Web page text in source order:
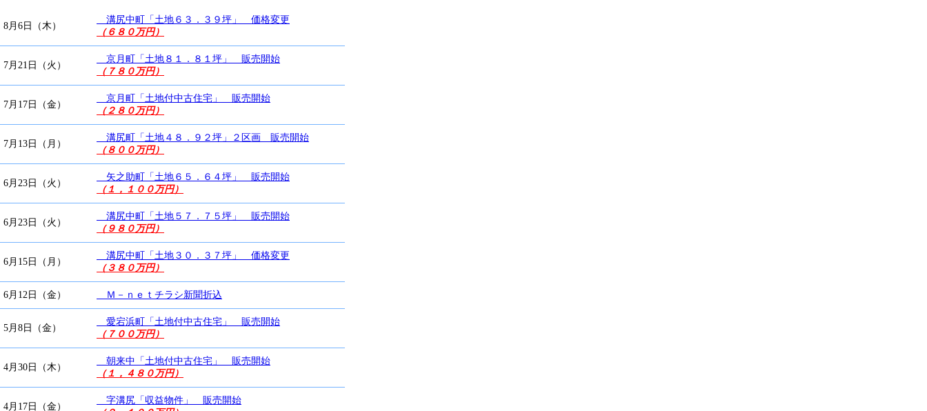
8月6日（木）
溝尻中町「土地６３．３９坪」 価格変更
（６８０万円）
7月21日（火）
京月町「土地８１．８１坪」 販売開始
（７８０万円）
7月17日（金）
京月町「土地付中古住宅」 販売開始
（２８０万円）
7月13日（月）
溝尻町「土地４８．９２坪」２区画 販売開始
（８００万円）
6月23日（火）
矢之助町「土地６５．６４坪」 販売開始
（１，１００万円）
6月23日（火）
溝尻中町「土地５７．７５坪」 販売開始
（９８０万円）
6月15日（月）
溝尻中町「土地３０．３７坪」 価格変更
（３８０万円）
6月12日（金） Ｍ－ｎｅｔチラシ新聞折込
5月8日（金）
愛宕浜町「土地付中古住宅」 販売開始
（７００万円）
4月30日（木）
朝来中「土地付中古住宅」 販売開始
（１，４８０万円）
4月17日（金）
字溝尻「収益物件」 販売開始